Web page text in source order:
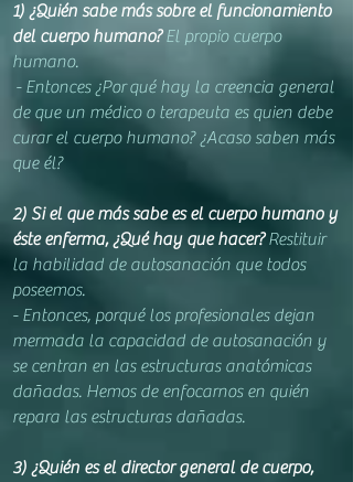
1) ¿Quién sabe más sobre el funcionamiento
del cuerpo humano?El propio cuerpo
humano.
- Entonces ¿Porqué hay la creencia general
de que un médico o terapeuta es quien debe
curar el cuerpo humano? ¿Acaso saben más
que él?
2) Si el que más sabe es el cuerpo humano y
éste enferma, ¿Qué hay que hacer?Restituir
la habilidad de autosanación que todos
poseemos.
- Entonces, porqué los profesionales dejan
mermada la capacidad de autosanación y
se centran en las estructuras anatómicas
dañadas. Hemos de enfocarnos en quién
repara las estructuras dañadas.
3) ¿Quién es el director general de cuerpo,